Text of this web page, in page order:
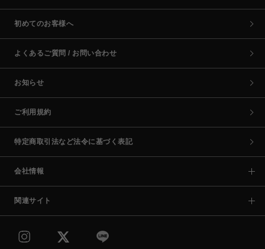
初めてのお客様へ
よくあるご質問 / お問い合わせ
お知らせ
ご利用規約
特定商取引法など法令に基づく表記
会社情報
関連サイト